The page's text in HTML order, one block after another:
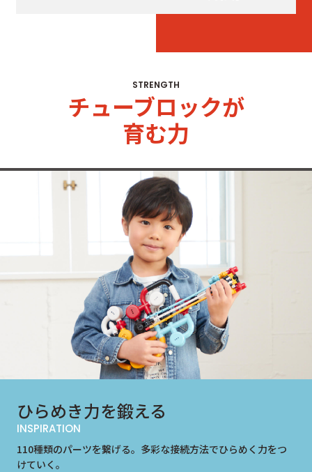
STRENGTH
チューブロックが
育む力
ひらめき力を鍛える
INSPIRATION
110種類のパーツを繋げる。多彩な接続方法でひらめく力をつ
けていく。